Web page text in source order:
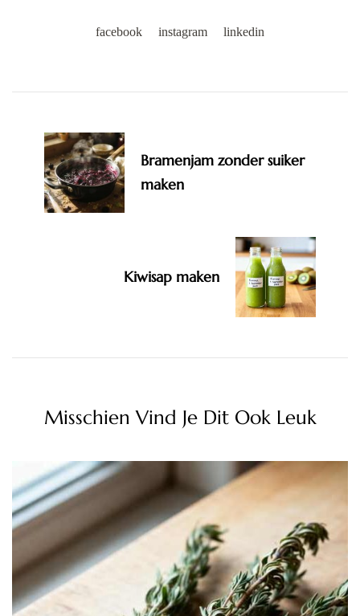
facebook instagram linkedin
Navigation
Bramenjam zonder suiker
maken
Kiwisap maken
Misschien Vind Je Dit Ook Leuk